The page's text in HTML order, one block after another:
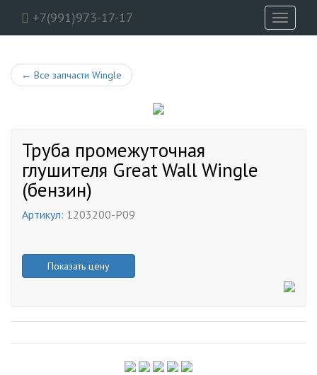
+7(991)973-17-17
Toggle
← Все запчасти Wingle
Труба промежуточная
глушителя Great Wall Wingle
(бензин)
Артикул: 1203200-P09
Показать цену